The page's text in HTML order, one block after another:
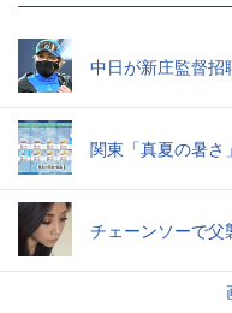
中日が新庄監督招
関東「真夏の暑さ
チェーンソーで父